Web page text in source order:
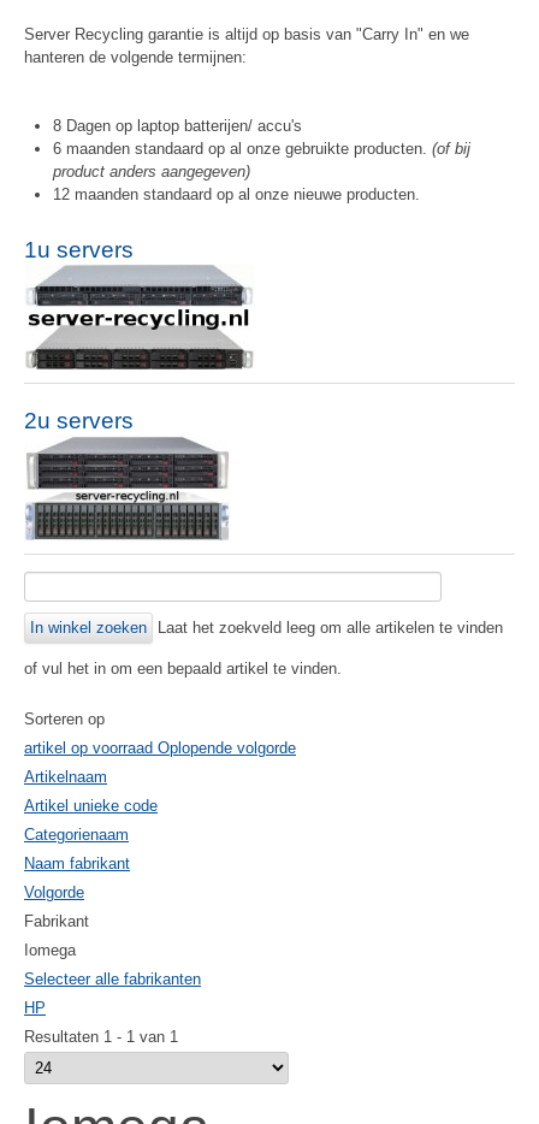
Server Recycling garantie is altijd op basis van "Carry In" en we
hanteren de volgende termijnen:
8 Dagen op laptop batterijen/ accu's
6 maanden standaard op al onze gebruikte producten. (of bij
product anders aangegeven)
12 maanden standaard op al onze nieuwe producten.
1u servers
2u servers
Laat het zoekveld leeg om alle artikelen te vinden
of vul het in om een bepaald artikel te vinden.
Sorteren op
artikel op voorraad Oplopende volgorde
Artikelnaam
Artikel unieke code
Categorienaam
Naam fabrikant
Volgorde
Fabrikant
Iomega
Selecteer alle fabrikanten
HP
Resultaten 1 - 1 van 1